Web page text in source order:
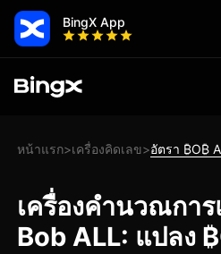
BingX App
หน้าแรก>เครื่องคิดเลข>อัตรา ₿O₿
เครื่องคำนวณกา
Bob ALL: แปลง